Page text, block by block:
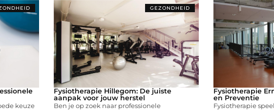
keuze
GEZONDHEID
Fysiotherapie Hillegom: De juiste
aanpak voor jouw herstel
Ben je op zoek naar professionele
Fysiotherapie
en Preventie
Fysiotherapie